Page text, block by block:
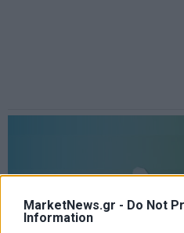
MarketNews.gr - Do Not
Information